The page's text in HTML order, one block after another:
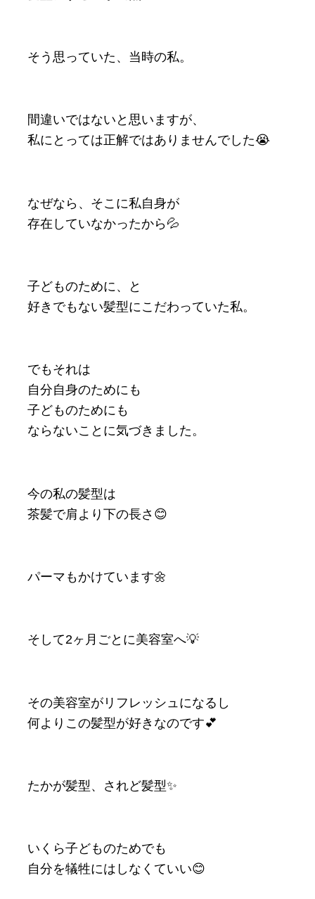
そう思っていた、当時の私。
間違いではないと思いますが、
私にとっては正解ではありませんでした😭
なぜなら、そこに私自身が
存在していなかったから💦
子どものために、と
好きでもない髪型にこだわっていた私。
でもそれは
自分自身のためにも
子どものためにも
ならないことに気づきました。
今の私の髪型は
茶髪で肩より下の長さ😊
パーマもかけています🌼
そして2ヶ月ごとに美容室へ💡
その美容室がリフレッシュになるし
何よりこの髪型が好きなのです💕
たかが髪型、されど髪型✨
いくら子どものためでも
自分を犠牲にはしなくていい😊